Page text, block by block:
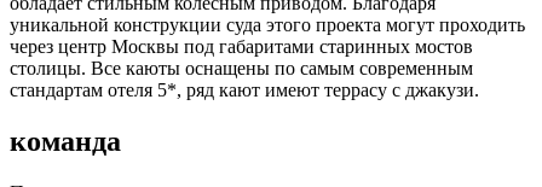
уникальной конструкции суда этого проекта могут проходить
через центр Москвы под габаритами старинных мостов
столицы. Все каюты оснащены по самым современным
стандартам отеля 5*, ряд кают имеют террасу с джакузи.
команда